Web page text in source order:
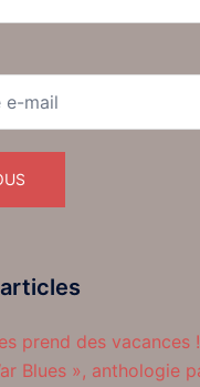
prend des vacances !
Blues », anthologie